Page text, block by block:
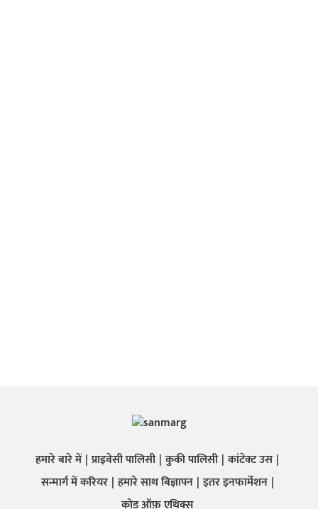
हमारे बारे में प्राइवेसी पालिसी कुकी पालिसी कांटेक्ट उस
सन्मार्ग में करियर हमारे साथ बिज्ञापन इतर इनफार्मेशन
कोड ऑफ़ एथिक्स